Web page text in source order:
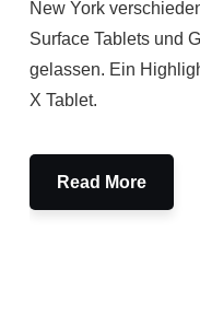
New York
Surface Tablets und
gelassen. Ein
X Tablet.
Read More